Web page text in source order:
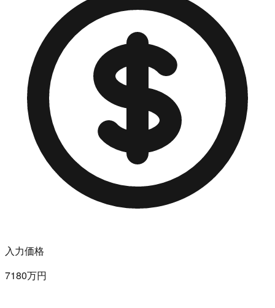
入力価格
7180万円